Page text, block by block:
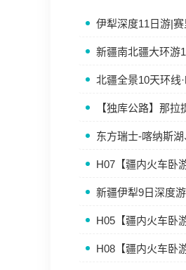
伊犁深度11日游|
新疆南北疆大环游
北疆全景10天环线
【独库公路】那
东方瑞士-喀纳斯
H07【疆内火车卧
新疆伊犁9日深度
H05【疆内火车卧
H08【疆内火车卧